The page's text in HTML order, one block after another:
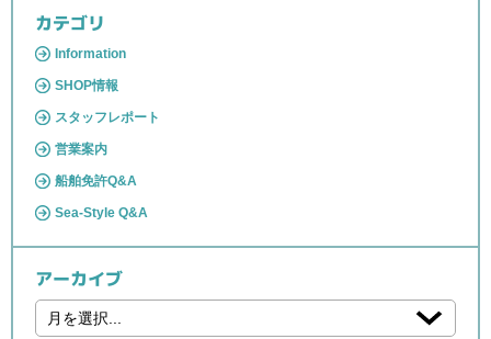
カテゴリ
Information
SHOP情報
スタッフレポート
営業案内
船舶免許Q&A
Sea-Style Q&A
アーカイブ